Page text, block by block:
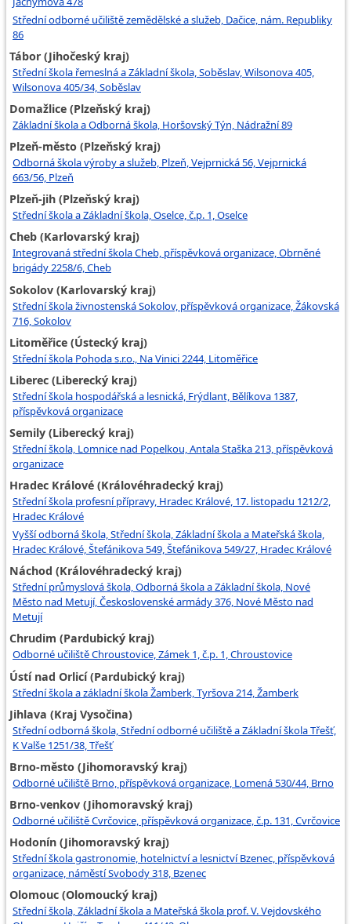
Střední odborné učiliště zemědělské a služeb, Dačice, nám. Republiky
86
Tábor (Jihočeský kraj)
Střední škola řemeslná a Základní škola, Soběslav, Wilsonova 405,
Wilsonova 405/34, Soběslav
Domažlice (Plzeňský kraj)
Základní škola a Odborná škola, Horšovský Týn, Nádražní 89
Plzeň-město (Plzeňský kraj)
Odborná škola výroby a služeb, Plzeň, Vejprnická 56, Vejprnická
663/56, Plzeň
Plzeň-jih (Plzeňský kraj)
Střední škola a Základní škola, Oselce, č.p. 1, Oselce
Cheb (Karlovarský kraj)
Integrovaná střední škola Cheb, příspěvková organizace, Obrněné
brigády 2258/6, Cheb
Sokolov (Karlovarský kraj)
Střední škola živnostenská Sokolov, příspěvková organizace, Žákovská
716, Sokolov
Litoměřice (Ústecký kraj)
Střední škola Pohoda s.r.o., Na Vinici 2244, Litoměřice
Liberec (Liberecký kraj)
Střední škola hospodářská a lesnická, Frýdlant, Bělíkova 1387,
příspěvková organizace
Semily (Liberecký kraj)
Střední škola, Lomnice nad Popelkou, Antala Staška 213, příspěvková
organizace
Hradec Králové (Královéhradecký kraj)
Střední škola profesní přípravy, Hradec Králové, 17. listopadu 1212/2,
Hradec Králové
Vyšší odborná škola, Střední škola, Základní škola a Mateřská škola,
Hradec Králové, Štefánikova 549, Štefánikova 549/27, Hradec Králové
Náchod (Královéhradecký kraj)
Střední průmyslová škola, Odborná škola a Základní škola, Nové
Město nad Metují, Československé armády 376, Nové Město nad
Metují
Chrudim (Pardubický kraj)
Odborné učiliště Chroustovice, Zámek 1, č.p. 1, Chroustovice
Ústí nad Orlicí (Pardubický kraj)
Střední škola a základní škola Žamberk, Tyršova 214, Žamberk
Jihlava (Kraj Vysočina)
Střední odborná škola, Střední odborné učiliště a Základní škola Třešť,
K Valše 1251/38, Třešť
Brno-město (Jihomoravský kraj)
Odborné učiliště Brno, příspěvková organizace, Lomená 530/44, Brno
Brno-venkov (Jihomoravský kraj)
Odborné učiliště Cvrčovice, příspěvková organizace, č.p. 131, Cvrčovice
Hodonín (Jihomoravský kraj)
Střední škola gastronomie, hotelnictví a lesnictví Bzenec, příspěvková
organizace, náměstí Svobody 318, Bzenec
Olomouc (Olomoucký kraj)
Střední škola, Základní škola a Mateřská škola prof. V. Vejdovského